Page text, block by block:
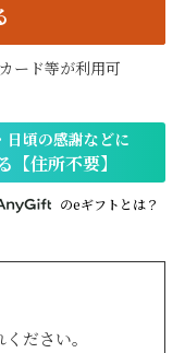
ード等が利用可
のeギフトとは？
ださい。